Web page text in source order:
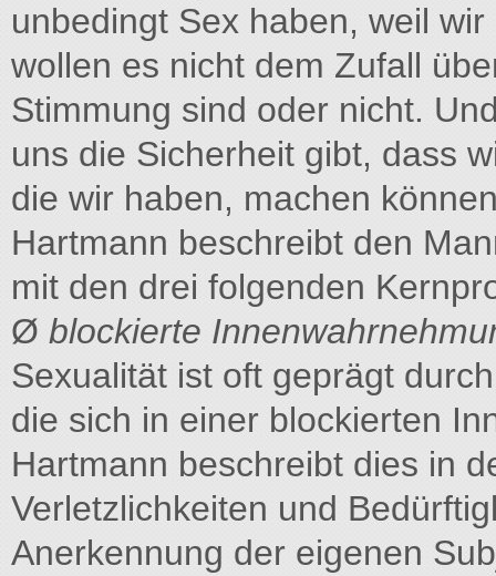
unbedingt Sex haben, weil
wollen es nicht dem Zufall
Stimmung sind oder nicht.
uns die Sicherheit gibt, dass
die wir haben, machen
Hartmann beschreibt den
mit den drei folgenden
Ø blockierte
Sexualität ist oft geprägt
die sich in einer blockierten
Hartmann beschreibt dies in
Verletzlichkeiten und
Anerkennung der eigenen